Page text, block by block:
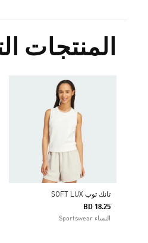
المنتجات
تانك توب SOFT LUX
BD 18.25
النساء Sportswear